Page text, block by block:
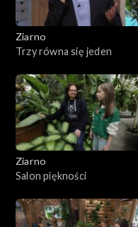
Ziarno
Trzy równa się jeden
Ziarno
Salon piękności